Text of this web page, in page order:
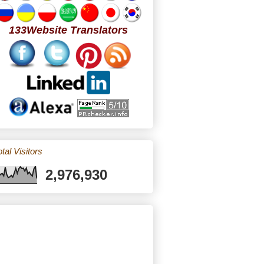
133Website Translators
Visitors
2,976,930